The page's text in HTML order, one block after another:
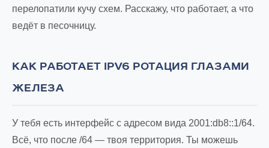
перелопатили кучу схем. Расскажу, что работает, а что
ведёт в песочницу.
КАК РАБОТАЕТ IPV6 РОТАЦИЯ ГЛАЗАМИ
ЖЕЛЕЗА
У тебя есть интерфейс с адресом вида 2001:db8::1/64.
Всё, что после /64 — твоя территория. Ты можешь